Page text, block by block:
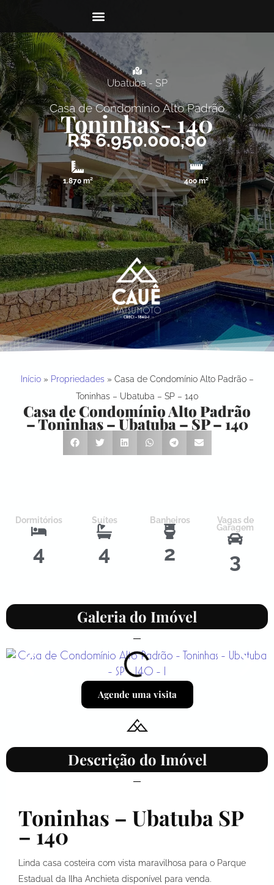
Ubatuba - SP
Casa de Condomínio Alto Padrão
Toninhas- 140
R$ 6.950.000,00
1.870 m² 400 m²
Início» Propriedades » Casa de Condomínio Alto Padrão –
Toninhas – Ubatuba – SP – 140
Casa de Condomínio Alto Padrão
– Toninhas – Ubatuba – SP – 140
Dormitórios
4
Suítes
4
Banheiros
2
Vagas de
Garagem
3
Galeria do Imóvel
Agende uma visita
Descrição do Imóvel
Toninhas – Ubatuba SP
– 140
Linda casa costeira com vista maravilhosa para o Parque
Estadual da Ilha Anchieta disponível para venda.